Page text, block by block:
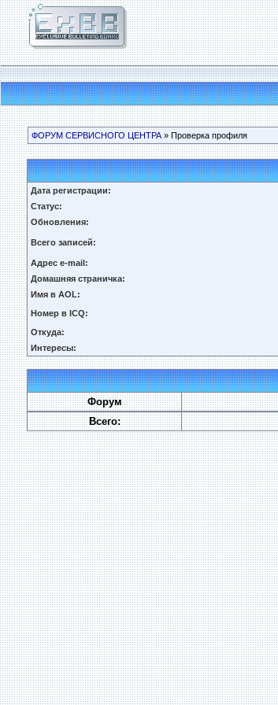
ФОРУМ СЕРВИСНОГО ЦЕНТРА » Проверка профиля
Дата регистрации:
Статус:
Обновления:
Всего записей:
Адрес e-mail:
Домашняя страничка:
Имя в AOL:
Номер в ICQ:
Откуда:
Интересы:
Форум
Всего: